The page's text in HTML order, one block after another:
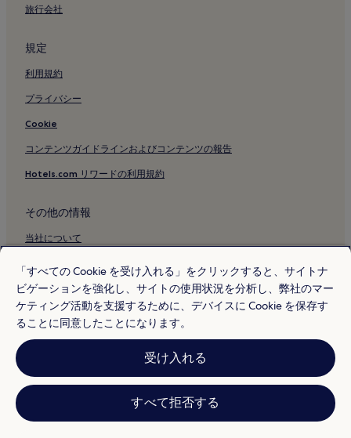
旅行会社
規定
利用規約
プライバシー
Cookie
コンテンツガイドラインおよびコンテンツの報告
Hotels.com リワードの利用規約
その他の情報
当社について
旅行ガイド
Hotels.com リワード
* 一部のホテルは、チェックイン日の 24 時間以上前までにキャンセルす
ることを条件としています。詳細はウェブサイトでご覧ください。
© 2026 Hotels.com, L.P., an Expedia Group company. All rights reserved.
Hotels.com および Hotels.com のロゴは、Hotels.com, L.P. の商標または
「すべての Cookie を受け入れる」をクリックすると、サイトナ
ビゲーションを強化し、サイトの使用状況を分析し、弊社のマー
ケティング活動を支援するために、デバイスに Cookie を保存す
ることに同意したことになります。
受け入れる
すべて拒否する